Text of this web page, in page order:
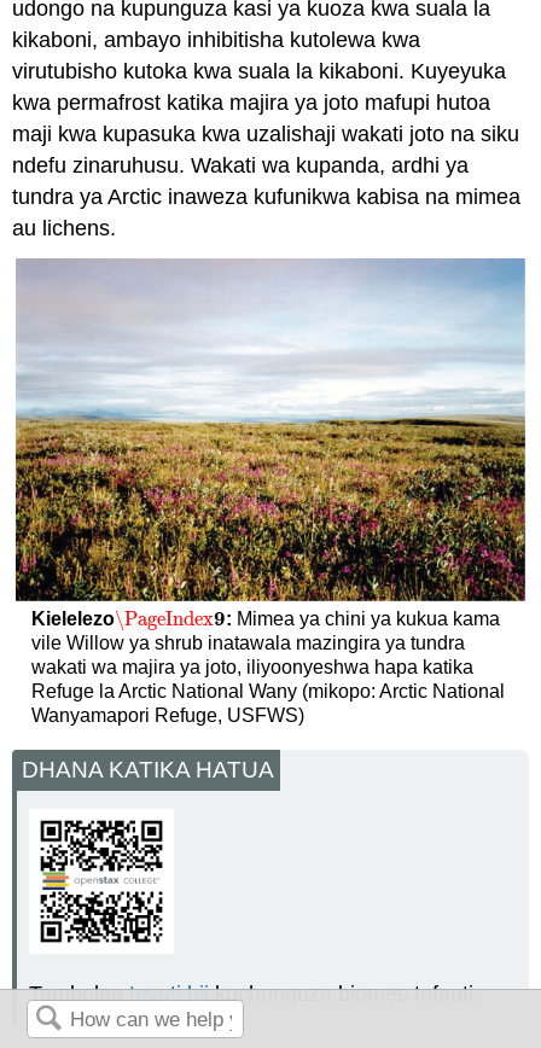
udongo na kupunguza kasi ya kuoza kwa suala la
kikaboni, ambayo inhibitisha kutolewa kwa
virutubisho kutoka kwa suala la kikaboni. Kuyeyuka
kwa permafrost katika majira ya joto mafupi hutoa
maji kwa kupasuka kwa uzalishaji wakati joto na siku
ndefu zinaruhusu. Wakati wa kupanda, ardhi ya
tundra ya Arctic inaweza kufunikwa kabisa na mimea
au lichens.
Kielelezo\PageIndex9
\PageIndex9: Mimea ya chini ya kukua kama
vile Willow ya shrub inatawala mazingira ya tundra
wakati wa majira ya joto, iliyoonyeshwa hapa katika
Refuge la Arctic National Wany (mikopo: Arctic National
Wanyamapori Refuge, USFWS)
DHANA KATIKA HATUA
Tembeleatovuti hiikuchunguza biomes tofauti.